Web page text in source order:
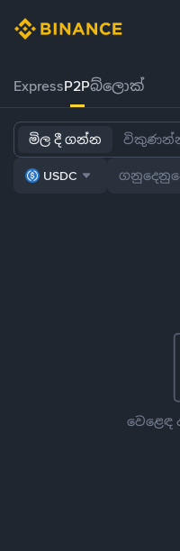
ExpressP2Pබ්ලොක්
මිල දී ගන්න
USDC
වෙළෙඳ